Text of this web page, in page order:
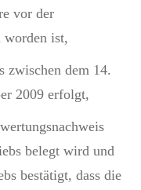
vor der
worden ist,
zwischen dem 14.
2009 erfolgt,
belegt wird und
bestätigt, dass die